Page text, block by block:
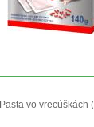
Pasta vo vrecúškách